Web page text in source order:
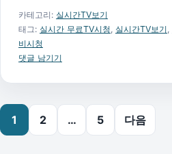
카테고리: 실시간TV보기
태그: 실시간 무료TV시청, 실시간TV보기,
비시청
댓글 남기기
글 페이지 매김
1 2 … 5 다음